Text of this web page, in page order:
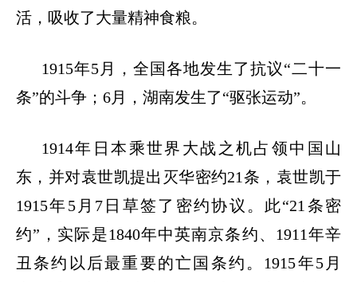
活，吸收了大量精神食粮。
1915年5 月，全国各地发生了抗议“二十一
条”的斗争； 6月， 湖南发生了“驱张运动”。
1914年日本乘世界大战之机占领中国山
东，并对袁世凯提出灭华密约21条，袁世凯于
1915年5月 7 日草签了密约协议。此“21 条密
约”，实际是1840年中英南京条约、 1911年辛
丑条约以后最重要的亡国条约。 1915年5月